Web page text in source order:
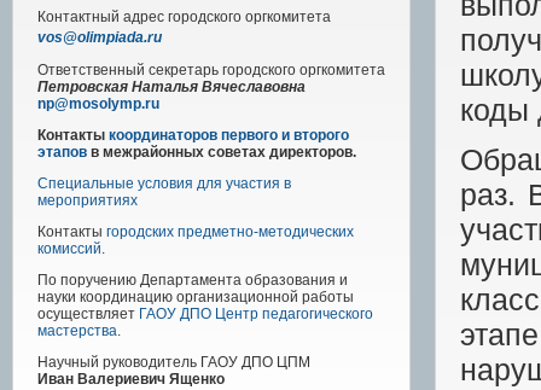
Контактный адрес городского оргкомитета
vos@olimpiada.ru
Ответственный секретарь городского оргкомитета
Петровская Наталья Вячеславовна
np@mosolymp.ru
Контакты координаторов первого и второго
этапов в межрайонных советах директоров.
Специальные условия для участия в
мероприятиях
Контакты городских предметно-методических
комиссий.
По поручению Департамента образования и
науки координацию организационной работы
осуществляет ГАОУ ДПО Центр педагогического
мастерства.
Научный руководитель ГАОУ ДПО ЦПМ
Иван Валериевич Ященко
коды
раз.